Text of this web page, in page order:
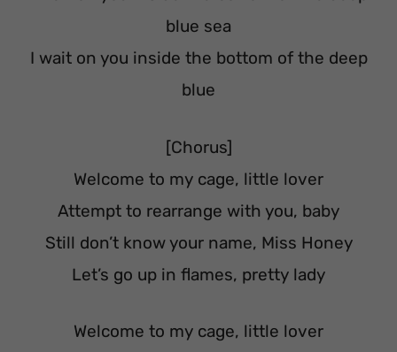
blue sea
I wait on you inside the bottom of the deep
blue
[Chorus]
Welcome to my cage, little lover
Attempt to rearrange with you, baby
Still don’t know your name, Miss Honey
Let’s go up in flames, pretty lady
Welcome to my cage, little lover